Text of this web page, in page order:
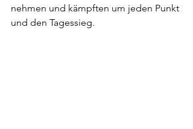
nehmen und kämpften um jeden Punkt
und den Tagessieg.